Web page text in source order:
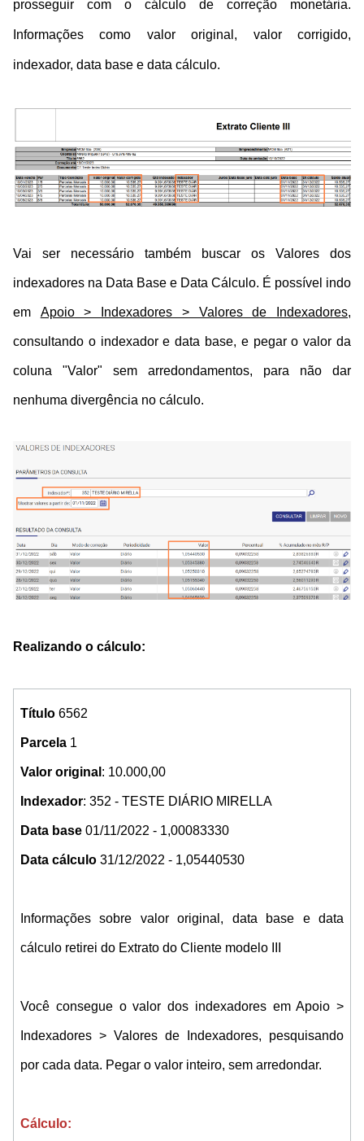
prosseguir com o cálculo de correção monetária.
Informações como valor original, valor corrigido,
indexador, data base e data cálculo.
Vai ser necessário também buscar os Valores dos
indexadores na Data Base e Data Cálculo. É possível indo
em Apoio > Indexadores > Valores de Indexadores,
consultando o indexador e data base, e pegar o valor da
coluna "Valor" sem arredondamentos, para não dar
nenhuma divergência no cálculo.
Realizando o cálculo:
Título 6562
Parcela 1
Valor original : 10.000,00
Indexador: 352 - TESTE DIÁRIO MIRELLA
Data base 01/11/2022 - 1,00083330
Data cálculo 31/12/2022 - 1,05440530
Informações sobre valor original, data base e data
cálculo retirei do Extrato do Cliente modelo III
Você consegue o valor dos indexadores em Apoio >
Indexadores > Valores de Indexadores, pesquisando
por cada data. Pegar o valor inteiro, sem arredondar.
Cálculo: